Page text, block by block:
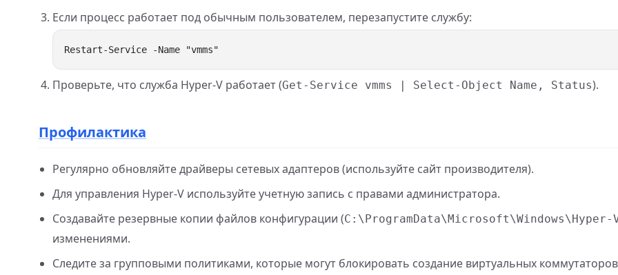
Если процесс работает под обычным пользователем, перезапустите службу:
Проверьте, что служба Hyper‑V работает (Get-Service vmms | Select-Object Name, Status).
Профилактика
Регулярно обновляйте драйверы сетевых адаптеров (используйте сайт производителя).
Для управления Hyper‑V используйте учетную запись с правами администратора.
Создавайте резервные копии файлов конфигурации (C:\ProgramData\Microsoft\Windows\Hyper-
изменениями.
Следите за групповыми политиками, которые могут блокировать создание виртуальных